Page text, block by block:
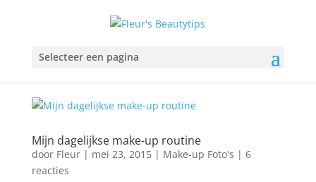
Selecteer een pagina
Mijn dagelijkse make-up routine
door Fleur| mei 23, 2015| Make-up Foto's | 6
reacties